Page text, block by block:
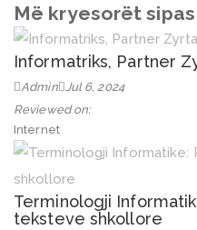
Më kryesorët
Informatriks, Partner
Admin Jul 6, 2024
Reviewed on:
Internet
Terminologji
teksteve shkollore